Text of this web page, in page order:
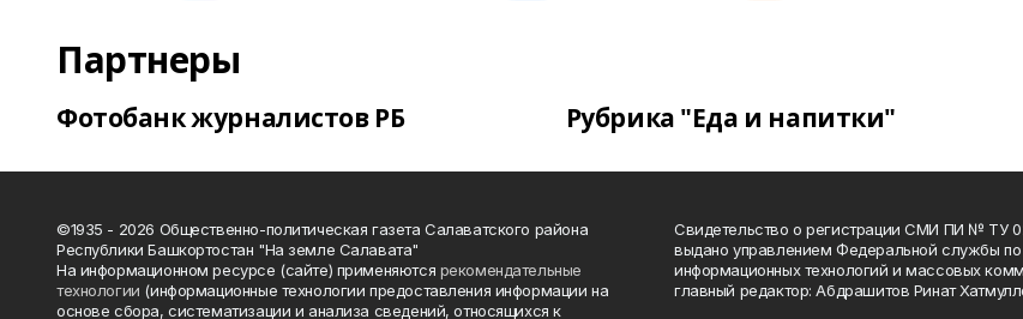
Партнеры
Фотобанк журналистов РБ Рубрика "Еда и напитки"
©1935 - 2026 Общественно-политическая газета Салаватского района
Республики Башкортостан "На земле Салавата"
На информационном ресурсе (сайте) применяются рекомендательные
технологии (информационные технологии предоставления информации на
основе сбора, систематизации и анализа сведений, относящихся к
Свидетельство о регистрации СМИ ПИ № ТУ
выдано управлением Федеральной службы
информационных технологий и массовых
главный редактор: Абдрашитов Ринат